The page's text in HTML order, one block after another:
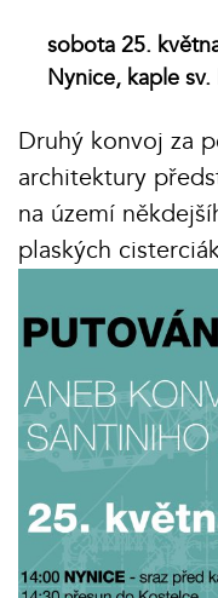
sobota 25.
Nynice, kaple sv.
Druhý konvoj za
architektury
na území
plaských